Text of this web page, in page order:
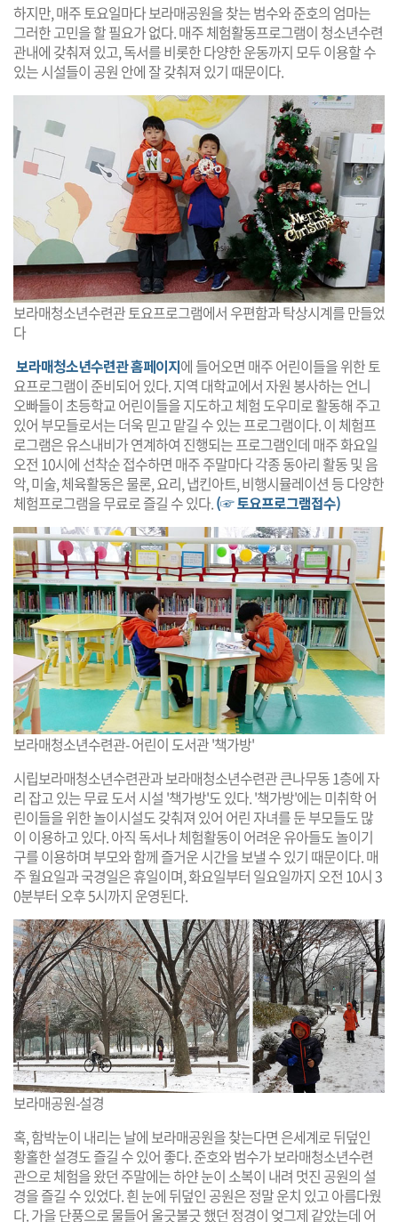
하지만, 매주 토요일마다 보라매공원을 찾는 범수와 준호의 엄마는
그러한 고민을 할 필요가 없다. 매주 체험활동프로그램이 청소년수련
관내에 갖춰져 있고, 독서를 비롯한 다양한 운동까지 모두 이용할 수
있는 시설들이 공원 안에 잘 갖춰져 있기 때문이다.
보라매청소년수련관 토요프로그램에서 우편함과 탁상시계를 만들었
다
보라매청소년수련관 홈페이지에 들어오면 매주 어린이들을 위한 토
요프로그램이 준비되어 있다. 지역 대학교에서 자원 봉사하는 언니
오빠들이 초등학교 어린이들을 지도하고 체험 도우미로 활동해 주고
있어 부모들로서는 더욱 믿고 맡길 수 있는 프로그램이다. 이 체험프
로그램은 유스내비가 연계하여 진행되는 프로그램인데 매주 화요일
오전 10시에 선착순 접수하면 매주 주말마다 각종 동아리 활동 및 음
악, 미술, 체육활동은 물론, 요리, 냅킨아트, 비행시뮬레이션 등 다양한
체험프로그램을 무료로 즐길 수 있다.(☞ 토요프로그램접수)
보라매청소년수련관- 어린이 도서관 '책가방'
시립보라매청소년수련관과 보라매청소년수련관 큰나무동 1층에 자
리 잡고 있는 무료 도서 시설 '책가방'도 있다. '책가방'에는 미취학 어
린이들을 위한 놀이시설도 갖춰져 있어 어린 자녀를 둔 부모들도 많
이 이용하고 있다. 아직 독서나 체험활동이 어려운 유아들도 놀이기
구를 이용하며 부모와 함께 즐거운 시간을 보낼 수 있기 때문이다. 매
주 월요일과 국경일은 휴일이며, 화요일부터 일요일까지 오전 10시 3
0분부터 오후 5시까지 운영된다.
보라매공원-설경
혹, 함박눈이 내리는 날에 보라매공원을 찾는다면 은세계로 뒤덮인
황홀한 설경도 즐길 수 있어 좋다. 준호와 범수가 보라매청소년수련
관으로 체험을 왔던 주말에는 하얀 눈이 소복이 내려 멋진 공원의 설
경을 즐길 수 있었다. 흰 눈에 뒤덮인 공원은 정말 운치 있고 아름다웠
다. 가을 단풍으로 물들어 울긋불긋 했던 정경이 엊그제 같았는데 어